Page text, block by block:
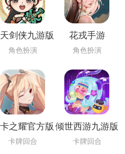
剑侠九游版
角色扮演
花戎手游
角色扮演
之耀官方版
卡牌回合
倾世西游九游版
卡牌回合